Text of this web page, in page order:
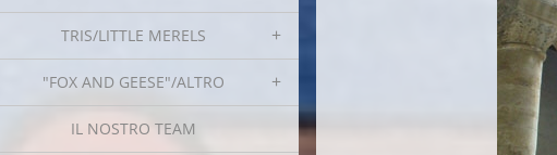
TRIS/LITTLE MERELS
"FOX AND GEESE"/ALTRO
IL NOSTRO TEAM